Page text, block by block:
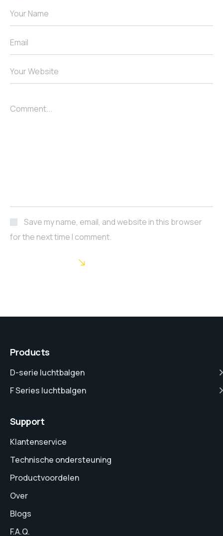
Your Name
Email
Your Website
Comment...
Save my name, email, and website in this browser
for the next time I comment.
Products
D-serie luchtbalgen
F Series luchtbalgen
Support
Klantenservice
Technische ondersteuning
Productvoordelen
Over
Blogs
F.A.Q.